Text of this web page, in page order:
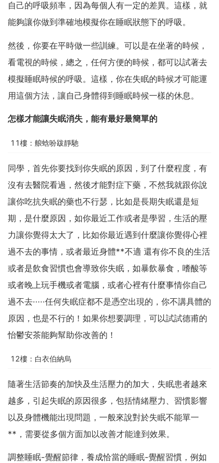
自己的呼吸頻率，因為每個人有一定的差異。這樣，就
能夠讓你做到準確地模擬你在睡眠狀態下的呼吸。
然後，你要在平時做一些訓練。可以是在坐著的時候，
看電視的時候，總之，任何方便的時候，都可以試著去
模擬睡眠時候的呼吸。這樣，你在失眠的時候才可能運
用這個方法，讓自己身體得到睡眠時候一樣的休息。
怎樣才能讓失眠消失，能有最好最簡單的
11樓：艆蛿吩跋靜馳
同學，首先你要找到你失眠的原因，到了什麼程度，有
沒有去醫院看過，然後才能對症下藥，不然我就跟你說
讓你吃抗失眠的藥也不行瑟，比如是長期失眠還是短
期，是什麼原因，如你最近工作或者是學習，生活的壓
力讓你覺得太大了，比如你最近遇到什麼讓你覺得心裡
過不去的事情，或者最近身體**不適 還有你不良的生活
或者是飲食習慣也會導致你失眠，如暴飲暴食，嗜酸等
或者晚上玩手機或者電腦，或者心裡有什麼事情你自己
過不去·····任何失眠症都不是憑空出現的，你不講具體的
原因，也是不行的！如果你想要調理，可以試試德甫的
怡鬱安茶能夠幫助你改善的！
12樓：白衣伯納烏
隨著生活節奏的加快及生活壓力的加大，失眠患者越來
越多，引起失眠的原因很多，包括情緒壓力、習慣影響
以及身體機能出現問題，一般來說對於失眠不能單一
**，需要從多個方面加以改善才能達到效果。
調整睡眠-覺醒節律，養成恰當的睡眠-覺醒習慣，例如